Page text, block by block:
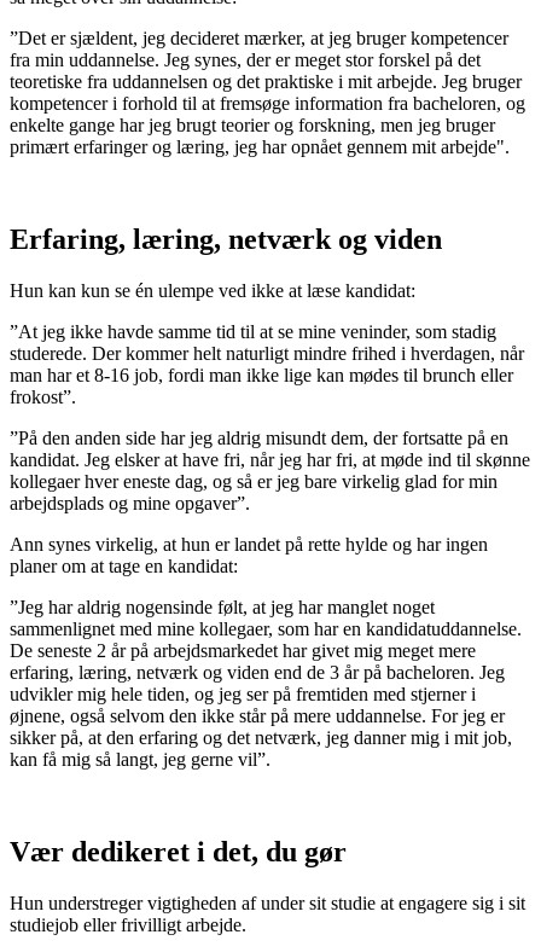
”Det er sjældent, jeg decideret mærker, at jeg bruger kompetencer
fra min uddannelse. Jeg synes, der er meget stor forskel på det
teoretiske fra uddannelsen og det praktiske i mit arbejde. Jeg bruger
kompetencer i forhold til at fremsøge information fra bacheloren, og
enkelte gange har jeg brugt teorier og forskning, men jeg bruger
primært erfaringer og læring, jeg har opnået gennem mit arbejde".
Erfaring, læring, netværk og viden
Hun kan kun se én ulempe ved ikke at læse kandidat:
”At jeg ikke havde samme tid til at se mine veninder, som stadig
studerede. Der kommer helt naturligt mindre frihed i hverdagen, når
man har et 8-16 job, fordi man ikke lige kan mødes til brunch eller
frokost”.
”På den anden side har jeg aldrig misundt dem, der fortsatte på en
kandidat. Jeg elsker at have fri, når jeg har fri, at møde ind til skønne
kollegaer hver eneste dag, og så er jeg bare virkelig glad for min
arbejdsplads og mine opgaver”.
Ann synes virkelig, at hun er landet på rette hylde og har ingen
planer om at tage en kandidat:
”Jeg har aldrig nogensinde følt, at jeg har manglet noget
sammenlignet med mine kollegaer, som har en kandidatuddannelse.
De seneste 2 år på arbejdsmarkedet har givet mig meget mere
erfaring, læring, netværk og viden end de 3 år på bacheloren. Jeg
udvikler mig hele tiden, og jeg ser på fremtiden med stjerner i
øjnene, også selvom den ikke står på mere uddannelse. For jeg er
sikker på, at den erfaring og det netværk, jeg danner mig i mit job,
kan få mig så langt, jeg gerne vil”.
Vær dedikeret i det, du gør
Hun understreger vigtigheden af under sit studie at engagere sig i sit
studiejob eller frivilligt arbejde.